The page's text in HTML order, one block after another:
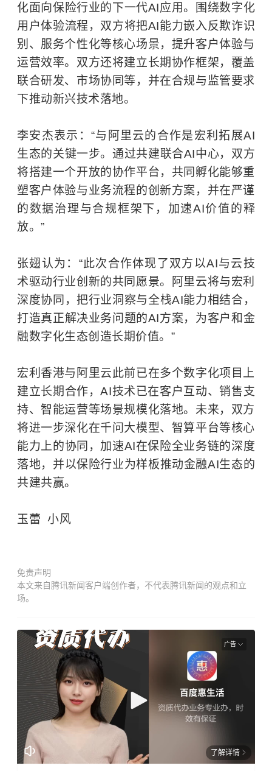
化面向保险行业的下一代AI应用。围绕数字化
用户体验流程，双方将把AI能力嵌入反欺诈识
别、服务个性化等核心场景，提升客户体验与
运营效率。双方还将建立长期协作框架，覆盖
联合研发、市场协同等，并在合规与监管要求
下推动新兴技术落地。
李安杰表示：“与阿里云的合作是宏利拓展AI
生态的关键一步。通过共建联合AI中心，双方
将搭建一个开放的协作平台，共同孵化能够重
塑客户体验与业务流程的创新方案，并在严谨
的数据治理与合规框架下，加速AI价值的释
放。”
张翅认为：“此次合作体现了双方以AI与云技
术驱动行业创新的共同愿景。阿里云将与宏利
深度协同，把行业洞察与全栈AI能力相结合，
打造真正解决业务问题的AI方案，为客户和金
融数字化生态创造长期价值。”
宏利香港与阿里云此前已在多个数字化项目上
建立长期合作，AI技术已在客户互动、销售支
持、智能运营等场景规模化落地。未来，双方
将进一步深化在千问大模型、智算平台等核心
能力上的协同，加速AI在保险全业务链的深度
落地，并以保险行业为样板推动金融AI生态的
共建共赢。
玉蕾 小风
免责声明
本文来自腾讯新闻客户端创作者，不代表腾讯新闻的观点和立
场。
广告
了解详情